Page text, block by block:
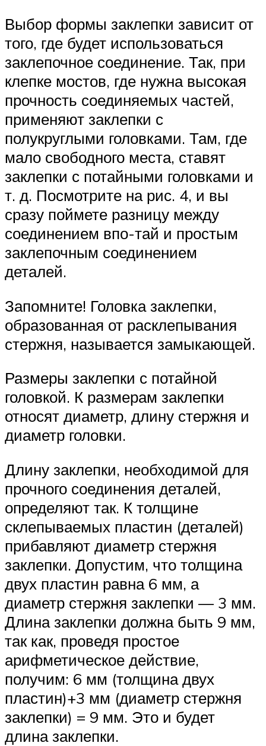
Выбор формы заклепки зависит от
того, где будет использоваться
заклепочное соединение. Так, при
клепке мостов, где нужна высокая
прочность соединяемых частей,
применяют заклепки с
полукруглыми головками. Там, где
мало свободного места, ставят
заклепки с потайными головками и
т. д. Посмотрите на рис. 4, и вы
сразу поймете разницу между
соединением впо-тай и простым
заклепочным соединением
деталей.
Запомните! Головка заклепки,
образованная от расклепывания
стержня, называется замыкающей.
Размеры заклепки с потайной
головкой. К размерам заклепки
относят диаметр, длину стержня и
диаметр головки.
Длину заклепки, необходимой для
прочного соединения деталей,
определяют так. К толщине
склепываемых пластин (деталей)
прибавляют диаметр стержня
заклепки. Допустим, что толщина
двух пластин равна 6 мм, а
диаметр стержня заклепки — 3 мм.
Длина заклепки должна быть 9 мм,
так как, проведя простое
арифметическое действие,
получим: 6 мм (толщина двух
пластин)+3 мм (диаметр стержня
заклепки) = 9 мм. Это и будет
длина заклепки.